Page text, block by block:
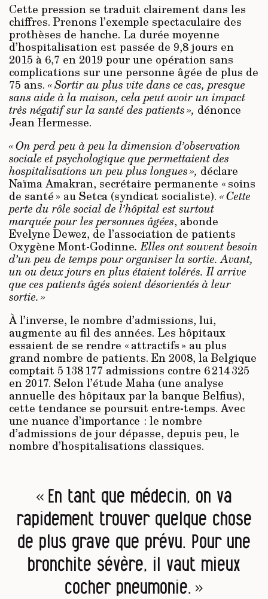
Cette pression se traduit clairement dans les
chiffres. Prenons l’exemple spectaculaire des
prothèses de hanche. La durée moyenne
d’hospitalisation est passée de 9,8 jours en
2015 à 6,7 en 2019 pour une opération sans
complications sur une personne âgée de plus de
75 ans. « Sortir au plus vite dans ce cas, presque
sans aide à la maison, cela peut avoir un impact
très négatifsur la santé des patients », dénonce
Jean Hermesse.
« On perd peu à peu la dimension d’observation
sociale et psychologique que permettaient des
hospitalisations un peu plus longues », déclare
Naïma Amakran, secrétaire permanente « soins
de santé » au Setca (syndicat socialiste). « Cette
perte du rôle social de l’hôpital est surtout
marquée pour les personnes âgées, abonde
Evelyne Dewez, de l’association de patients
Oxygène Mont-Godinne. Elles ont souvent besoin
d’un peu de temps pour organiser la sortie. Avant,
un ou deux jours en plus étaient tolérés. Il arrive
que ces patients âgés soient désorientés à leur
sortie. »
À l’inverse, le nombre d’admissions, lui,
augmente au fil des années. Les hôpitaux
essaient de se rendre « attractifs » au plus
grand nombre de patients. En 2008, la Belgique
comptait 5 138 177 admissions contre 6 214 325
en 2017. Selon l’étude Maha (une analyse
annuelle des hôpitaux par la banque Belfius),
cette tendance se poursuit entre-temps. Avec
une nuance d’importance : le nombre
d’admissions de jour dépasse, depuis peu, le
nombre d’hospitalisations classiques.
« En tant que médecin, on va
rapidement trouver quelque chose
de plus grave que prévu. Pour une
bronchite sévère, il vaut mieux
cocher pneumonie. »